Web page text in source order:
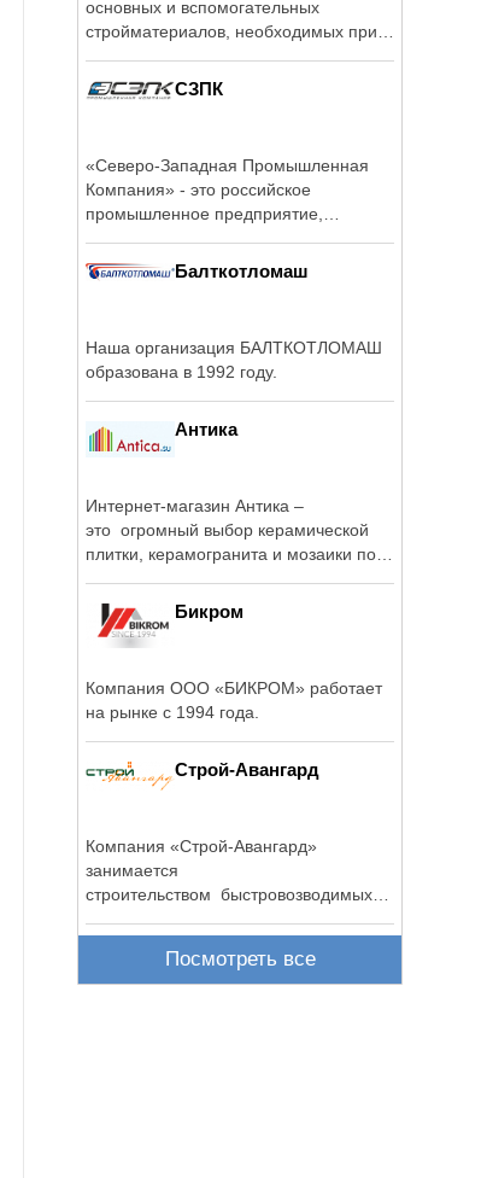
основных и вспомогательных
стройматериалов, необходимых при
СЗПК
«Северо-Западная Промышленная
Компания» - это российское
промышленное предприятие,
Балткотломаш
Наша организация БАЛТКОТЛОМАШ
образована в 1992 году.
Антика
Интернет-магазин Антика –
это огромный выбор керамической
плитки, керамогранита и мозаики по
Бикром
Компания ООО «БИКРОМ» работает
на рынке с 1994 года.
Строй-Авангард
Компания «Строй-Авангард»
занимается
строительством быстровозводимых
Посмотреть все